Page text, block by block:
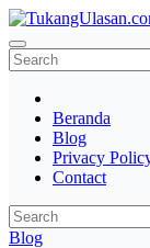
Skip
to
content
TukangUlasan.com
Baca Aja Dulu!
Beranda
Blog
Privacy
Contact
Blog